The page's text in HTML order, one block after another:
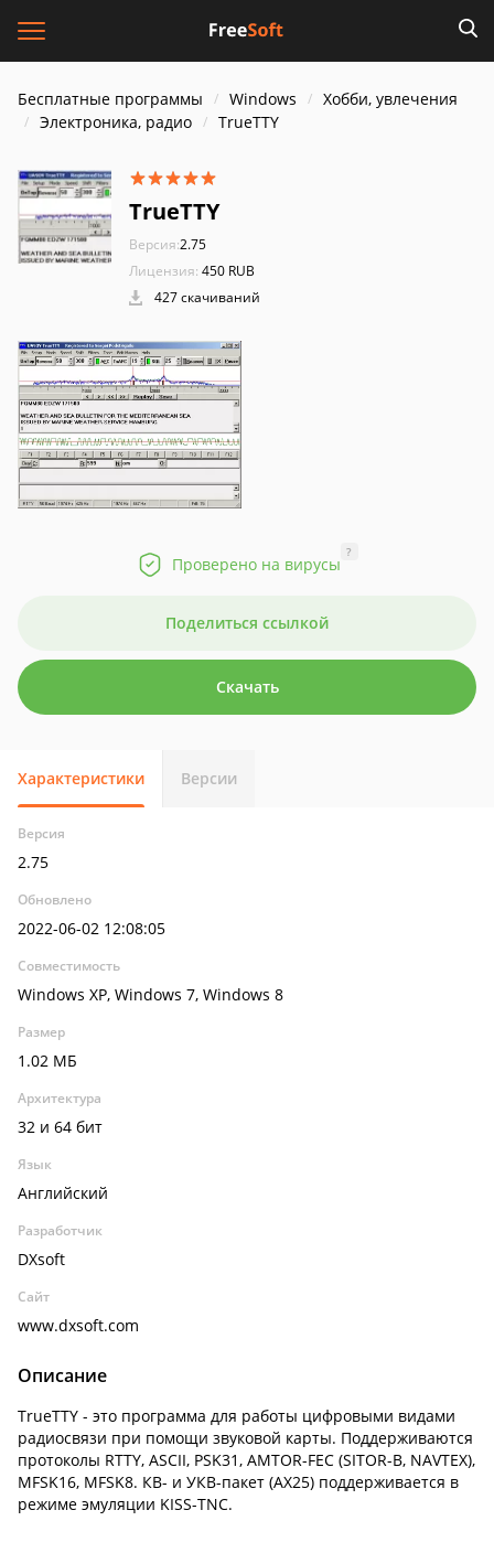
Бесплатные программы Windows
Хобби, увлечения
Электроника, радио
TrueTTY
TrueTTY
Версия:2.75
Лицензия: 450 RUB
427 скачиваний
Проверено на вирусы
?
Поделиться ссылкой
Скачать
Характеристики Версии
Версия
2.75
Обновлено
2022-06-02 12:08:05
Совместимость
Windows XP, Windows 7, Windows 8
Размер
1.02 МБ
Архитектура
32 и 64 бит
Язык
Английский
Разработчик
DXsoft
Сайт
www.dxsoft.com
Описание
TrueTTY - это программа для работы цифровыми видами
радиосвязи при помощи звуковой карты. Поддерживаются
протоколы RTTY, ASCII, PSK31, AMTOR-FEC (SITOR-B, NAVTEX),
MFSK16, MFSK8. КВ- и УКВ-пакет (AX25) поддерживается в
режиме эмуляции KISS-TNC.